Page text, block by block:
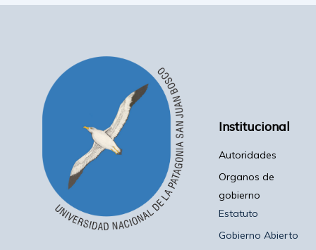
Institucional
Autoridades
Organos de
gobierno
Estatuto
Gobierno Abierto